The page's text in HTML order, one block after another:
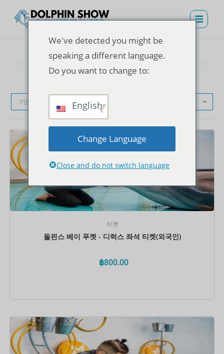
기본순
티켓
돌핀스 베이 푸켓 - 디럭스 좌석 티켓(외국인)
฿800.00
지금 예약하세요
We've detected you might be
speaking a different language.
Do you want to change to:
English
Change Language
Close and do not switch language